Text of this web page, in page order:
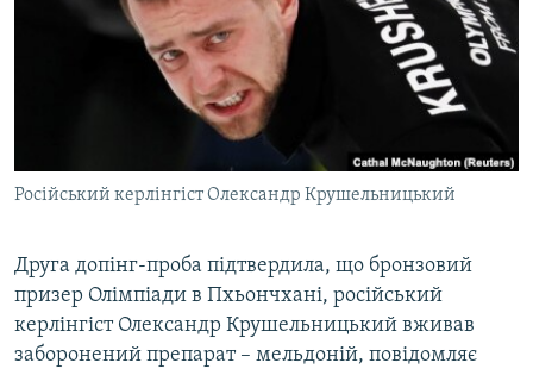
ДЕПОРТАЦІЯ
ВІДЕОУРОКИ «ELIFBE»
ІНФОГРАФІКА
ЯК ОБІЙТИ БЛОКУВАННЯ
ДОЛУЧАЙСЯ!
Усі сайти RFE/RL
Російський керлінгіст Олександр Крушельницький
Друга допінг-проба підтвердила, що бронзовий
призер Олімпіади в Пхьончхані, російський
керлінгіст Олександр Крушельницький вживав
заборонений препарат – мельдоній, повідомляє